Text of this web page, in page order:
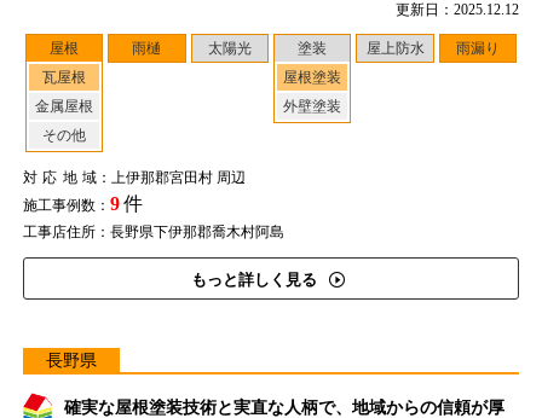
更新日：2025.12.12
屋根
瓦屋根
金属屋根
その他
雨樋 太陽光
塗装
屋根塗装
外壁塗装
屋上防水 雨漏り
対応地域：上伊那郡宮田村 周辺
施工事例数： 9件
工事店住所：長野県下伊那郡喬木村阿島
もっと詳しく見る
長野県
確実な屋根塗装技術と実直な人柄で、地域からの信頼が厚